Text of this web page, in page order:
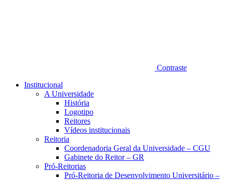
Contraste
Institucional
A Universidade
História
Logotipo
Reitores
Vídeos institucionais
Reitoria
Coordenadoria Geral da Universidade – CGU
Gabinete do Reitor – GR
Pró-Reitorias
Pró-Reitoria de Desenvolvimento Universitário –